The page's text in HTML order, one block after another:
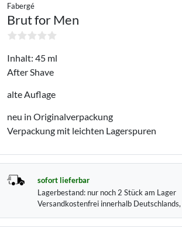
Fabergé
Brut for Men
Inhalt: 45 ml
After Shave
alte Auflage
neu in Originalverpackung
Verpackung mit leichten Lagerspuren
sofort lieferbar
Lagerbestand: nur noch 2 Stück am Lager
Versandkostenfrei innerhalb Deutschlands,